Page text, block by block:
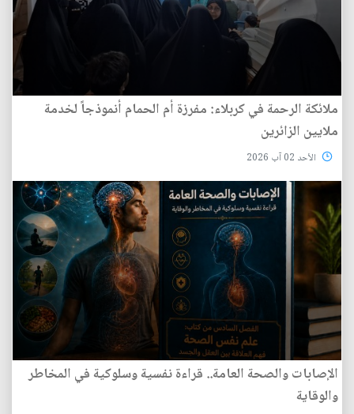
ملائكة الرحمة في كربلاء: مفرزة أم الحمام أنموذجاً لخدمة
ملايين الزائرين
الأحد 02 آب 2026
الإصابات والصحة العامة.. قراءة نفسية وسلوكية في المخاطر
والوقاية